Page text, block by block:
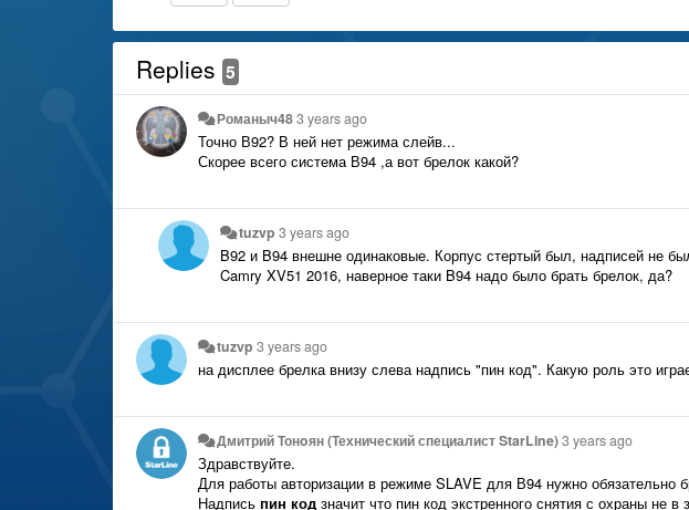
Replies 5
Романыч483 years ago
Точно В92? В ней нет режима слейв...
Скорее всего система В94 ,а вот брелок какой?
tuzvp 3 years ago
B92 и B94 внешне одинаковые. Корпус стертый был, надписей не
Camry XV51 2016, наверное таки B94 надо было брать брелок, да?
tuzvp 3 years ago
на дисплее брелка внизу слева надпись "пин код". Какую роль это
Дмитрий Тонoян (Технический специалист StarLine)3 years ago
Здравствуйте.
Для работы авторизации в режиме SLAVE для В94 нужно обязательно
Надпись пин код значит что пин код экстренного снятия с охраны не